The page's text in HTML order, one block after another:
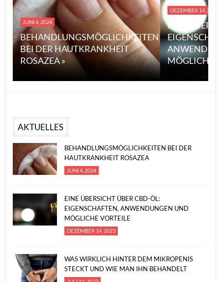
JUNI 4, 2024
BEHANDLUNGSMÖGLICHKEITEN
BEI DER HAUTKRANKHEIT
ROSAZEA »
DEZEMBER 14, 2023
EINE
MÖGLICHE
AKTUELLES
BEHANDLUNGSMÖGLICHKEITEN BEI DER
HAUTKRANKHEIT ROSAZEA
JUNI 4, 2024
EINE ÜBERSICHT ÜBER CBD-ÖL:
EIGENSCHAFTEN, ANWENDUNGEN UND
MÖGLICHE VORTEILE
DEZEMBER 14, 2023
WAS WIRKLICH HINTER DEM MIKROPENIS
STECKT UND WIE MAN IHN BEHANDELT